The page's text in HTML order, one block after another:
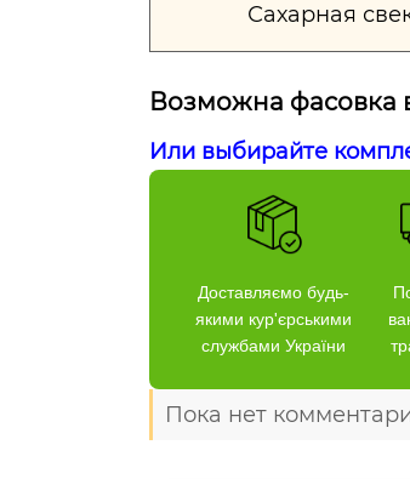
Сахарная
Возможна фасовка
Или выбирайте
Доставляємо будь-
якими кур'єрськими
службами України
Пока нет